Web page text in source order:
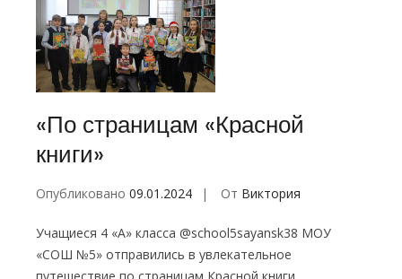
«По страницам «Красной
книги»
Опубликовано 09.01.2024 От Виктория
Учащиеся 4 «А» класса @school5sayansk38 МОУ
«СОШ №5» отправились в увлекательное
путешествие по страницам Красной книги.